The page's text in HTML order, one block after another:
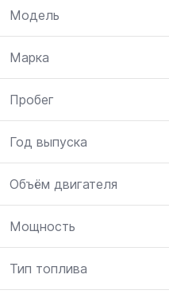
Модель
Марка
Пробег
Год выпуска
Объём двигателя
Мощность
Тип топлива